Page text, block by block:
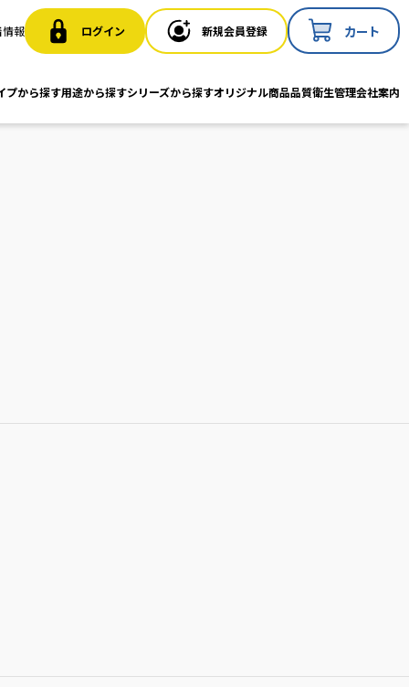
情報 ログイン 新規会員登録 カート
プから探す用途から探すシリーズから探すオリジナル商品品質衛生管理会社案内